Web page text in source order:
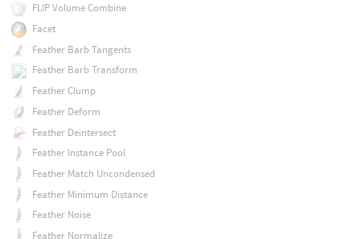
FLIP Volume Combine
Facet
Feather Barb Tangents
Feather Barb Transform
Feather Clump
Feather Deform
Feather Deintersect
Feather Instance Pool
Feather Match Uncondensed
Feather Minimum Distance
Feather Noise
Feather Normalize